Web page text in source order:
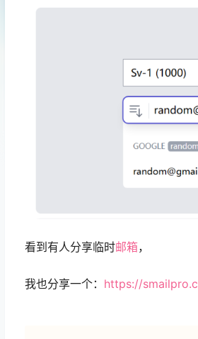
看到有人分享临时邮箱，
我也分享一个： https://